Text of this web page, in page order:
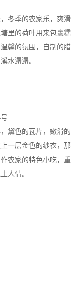
冬季的农家乐，爽滑
里的荷叶用来包裹糯
馨的氛围，自制的腊
水潺潺。
黛色的瓦片，嫩滑的
一层金色的纱衣，那
农家的特色小吃，重
人情。